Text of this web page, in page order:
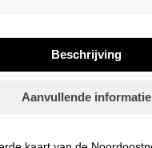
Beschrijving
Aanvullende informatie